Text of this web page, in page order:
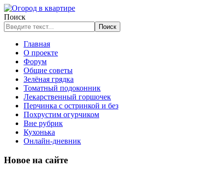
Поиск
Поиск
Главная
О проекте
Форум
Общие советы
Зелёная грядка
Томатный подоконник
Лекарственный горшочек
Перчинка с остринкой и без
Похрустим огурчиком
Вне рубрик
Кухонька
Онлайн-дневник
Новое на сайте